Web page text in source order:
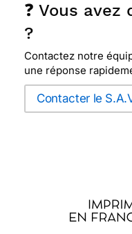
❓ Vous
?
Contactez notre
une réponse
Contacter le